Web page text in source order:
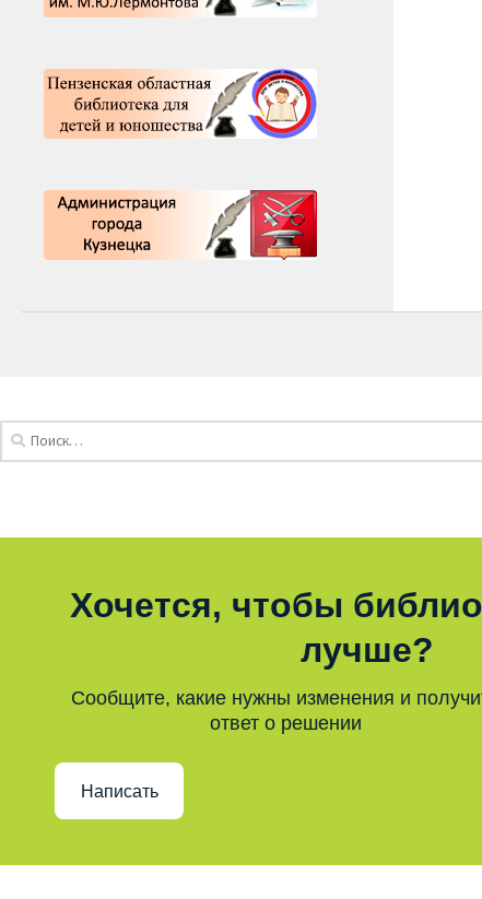
Хочется, чтобы
лучше?
Сообщите, какие нужны изменения и
ответ о решении
Написать